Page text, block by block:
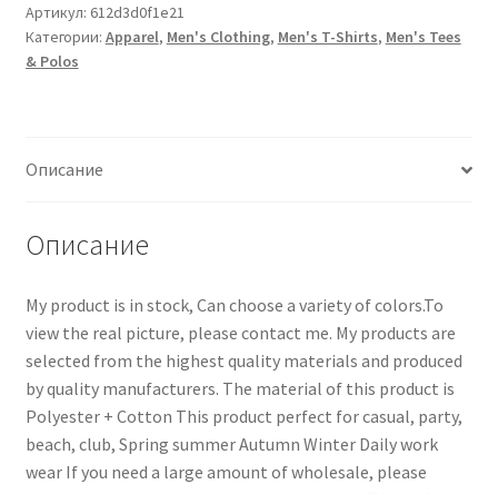
Артикул: 612d3d0f1e21
Категории: Apparel, Men's Clothing, Men's T-Shirts, Men's Tees
& Polos
Описание
Описание
My product is in stock, Can choose a variety of colors.To
view the real picture, please contact me. My products are
selected from the highest quality materials and produced
by quality manufacturers. The material of this product is
Polyester + Cotton This product perfect for casual, party,
beach, club, Spring summer Autumn Winter Daily work
wear If you need a large amount of wholesale, please